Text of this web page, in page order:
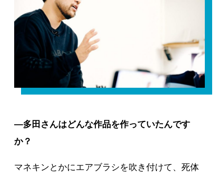
―多田さんはどんな作品を作っていたんです
か？
マネキンとかにエアブラシを吹き付けて、死体